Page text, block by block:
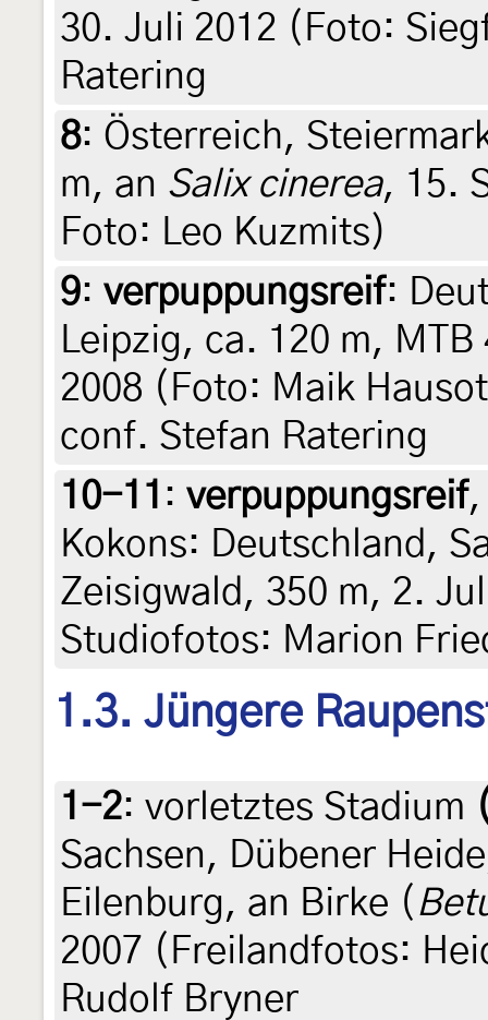
30. Juli 2012 (Foto:
Ratering
8: Österreich,
m, an Salix cinerea, 15.
Foto: Leo Kuzmits)
9: verpuppungsreif:
Leipzig, ca. 120 m,
2008 (Foto: Maik
conf. Stefan Ratering
10-11 : verpuppungsreif,
Kokons: Deutschland,
Zeisigwald, 350 m, 2.
Studiofotos: Marion
1.3. Jüngere
1-2: vorletztes Stadium
Sachsen, Dübener
Eilenburg, an Birke (
2007 (Freilandfotos:
Rudolf Bryner